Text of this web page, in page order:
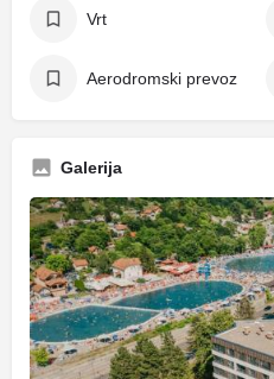
Vrt
Aerodromski prevoz
Galerija